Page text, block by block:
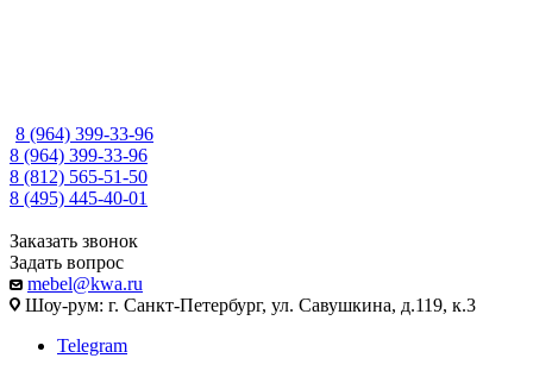
8 (964) 399-33-96
8 (964) 399-33-96
8 (812) 565-51-50
8 (495) 445-40-01
Заказать звонок
Задать вопрос
mebel@kwa.ru
Шоу-рум: г. Санкт-Петербург, ул. Савушкина, д.119, к.3
Telegram